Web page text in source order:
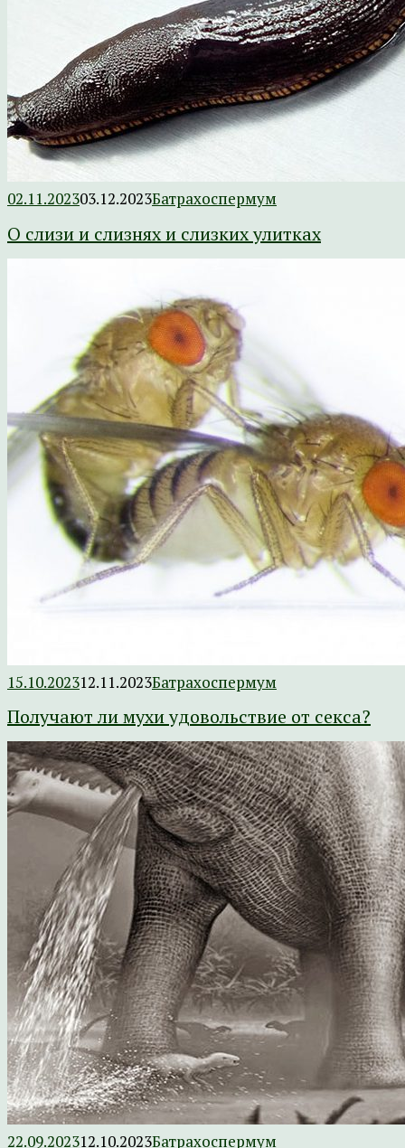
02.11.202303.12.2023Батрахоспермум
О слизи и слизнях и слизких улитках
15.10.202312.11.2023Батрахоспермум
Получают ли мухи удовольствие от секса?
22.09.202312.10.2023Батрахоспермум